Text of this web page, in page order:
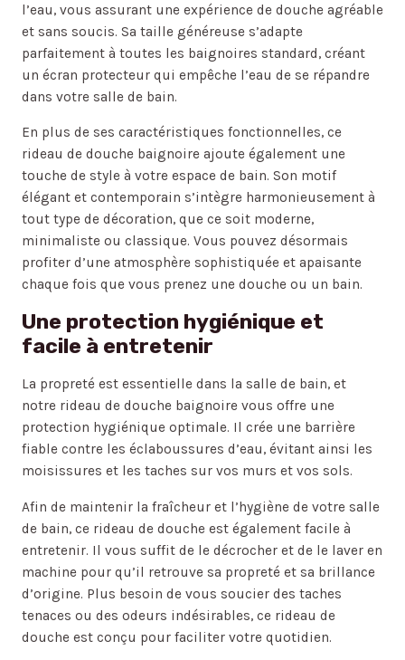
l’eau, vous assurant une expérience de douche agréable
et sans soucis. Sa taille généreuse s’adapte
parfaitement à toutes les baignoires standard, créant
un écran protecteur qui empêche l’eau de se répandre
dans votre salle de bain.
En plus de ses caractéristiques fonctionnelles, ce
rideau de douche baignoire ajoute également une
touche de style à votre espace de bain. Son motif
élégant et contemporain s’intègre harmonieusement à
tout type de décoration, que ce soit moderne,
minimaliste ou classique. Vous pouvez désormais
profiter d’une atmosphère sophistiquée et apaisante
chaque fois que vous prenez une douche ou un bain.
Une protection hygiénique et
facile à entretenir
La propreté est essentielle dans la salle de bain, et
notre rideau de douche baignoire vous offre une
protection hygiénique optimale. Il crée une barrière
fiable contre les éclaboussures d’eau, évitant ainsi les
moisissures et les taches sur vos murs et vos sols.
Afin de maintenir la fraîcheur et l’hygiène de votre salle
de bain, ce rideau de douche est également facile à
entretenir. Il vous suffit de le décrocher et de le laver en
machine pour qu’il retrouve sa propreté et sa brillance
d’origine. Plus besoin de vous soucier des taches
tenaces ou des odeurs indésirables, ce rideau de
douche est conçu pour faciliter votre quotidien.